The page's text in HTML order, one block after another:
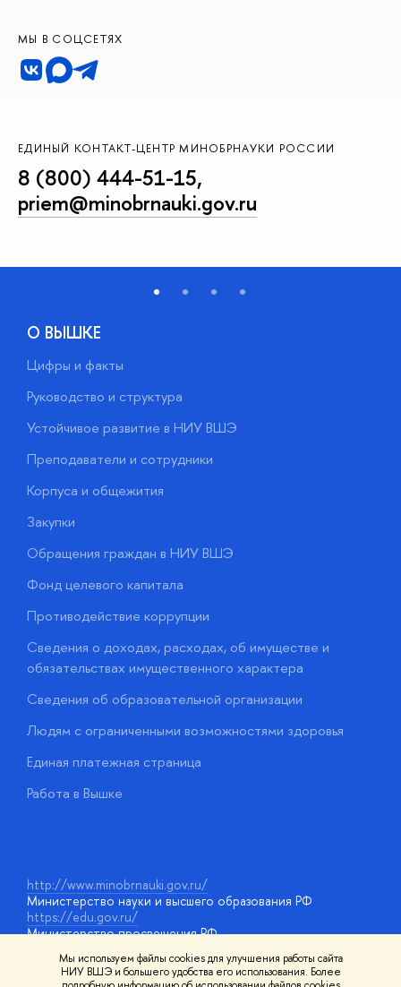
Мы используем файлы cookies для улучшения работы сайта
НИУ ВШЭ и большего удобства его использования. Более
МЫ В СОЦСЕТЯХ
ЕДИНЫЙ КОНТАКТ-ЦЕНТР МИНОБРНАУКИ РОССИИ
8 (800) 444-51-15,
priem@minobrnauki.gov.ru
О ВЫШКЕ
Цифры и факты
Руководство и структура
Устойчивое развитие в НИУ ВШЭ
Преподаватели и сотрудники
Корпуса и общежития
Закупки
Обращения граждан в НИУ ВШЭ
Фонд целевого капитала
Противодействие коррупции
Сведения о доходах, расходах, об имуществе и
обязательствах имущественного характера
Сведения об образовательной организации
Людям с ограниченными возможностями здоровья
Единая платежная страница
Работа в Вышке
http://www.minobrnauki.gov.ru/
Министерство науки и высшего образования РФ
https://edu.gov.ru/
Министерство просвещения РФ
Массовые открытые онлайн-курсы